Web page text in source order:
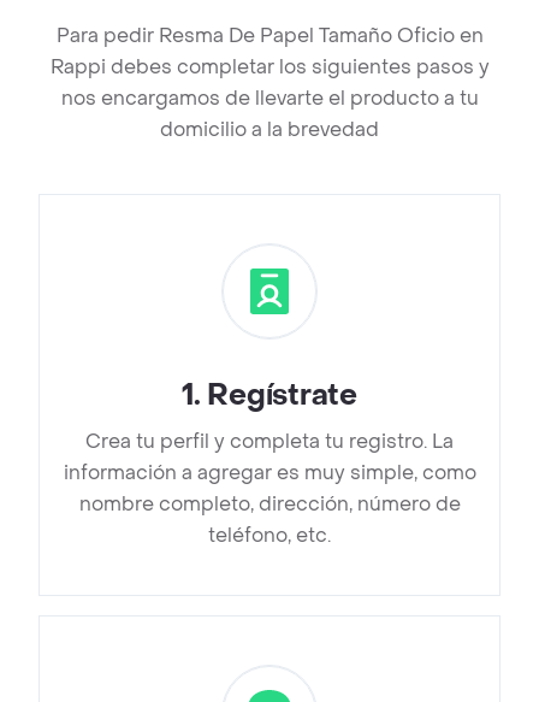
Para pedir Resma De Papel Tamaño Oficio en
Rappi debes completar los siguientes pasos y
nos encargamos de llevarte el producto a tu
domicilio a la brevedad
1. Regístrate
Crea tu perfil y completa tu registro. La
información a agregar es muy simple, como
nombre completo, dirección, número de
teléfono, etc.